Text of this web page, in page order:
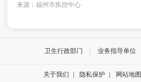
来源：福州市疾控中心
卫生行政部门 业务指导单位
关于我们 | 隐私保护 | 网站地图